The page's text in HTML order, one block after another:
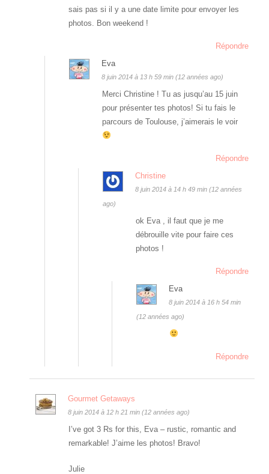
sais pas si il y a une date limite pour envoyer les
photos. Bon weekend !
Répondre
Eva
8 juin 2014 à 13 h 59 min (12 années ago)
Merci Christine ! Tu as jusqu’au 15 juin
pour présenter tes photos! Si tu fais le
parcours de Toulouse, j’aimerais le voir
Répondre
Christine
8 juin 2014 à 14 h 49 min (12 années
ago)
ok Eva , il faut que je me
débrouille vite pour faire ces
photos !
Répondre
Eva
8 juin 2014 à 16 h 54 min
(12 années ago)
Répondre
Gourmet Getaways
8 juin 2014 à 12 h 21 min (12 années ago)
I’ve got 3 Rs for this, Eva – rustic, romantic and
remarkable! J’aime les photos! Bravo!
Julie